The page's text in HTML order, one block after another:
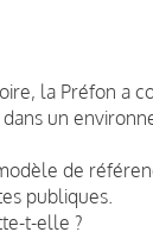
la Préfon a
dans un
de
publiques.
t-elle ?